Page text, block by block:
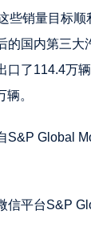
些销量目标顺
的国内第三大
口了114.4万
。
S&P Global
信平台S&P